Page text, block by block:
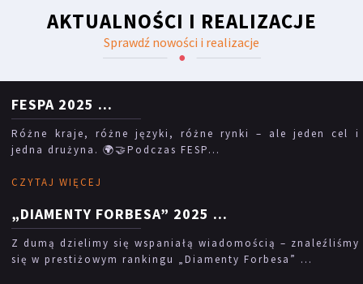
AKTUALNOŚCI I REALIZACJE
Sprawdź nowości i realizacje
FESPA 2025 ...
Różne kraje, różne języki, różne rynki – ale jeden cel i
jedna drużyna. 🌍🤝Podczas FESP...
CZYTAJ WIĘCEJ
„DIAMENTY FORBESA” 2025 ...
Z dumą dzielimy się wspaniałą wiadomością – znaleźliśmy
się w prestiżowym rankingu „Diamenty Forbesa” ...